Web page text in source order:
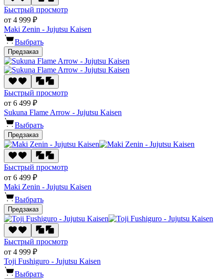
Быстрый просмотр
от 4 999 ₽
Maki Zenin - Jujutsu Kaisen
Выбрать
Предзаказ
Быстрый просмотр
от 6 499 ₽
Sukuna Flame Arrow - Jujutsu Kaisen
Выбрать
Предзаказ
Быстрый просмотр
от 6 499 ₽
Maki Zenin - Jujutsu Kaisen
Выбрать
Предзаказ
Быстрый просмотр
от 4 999 ₽
Toji Fushiguro - Jujutsu Kaisen
Выбрать